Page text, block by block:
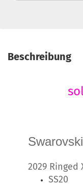
Beschreibung
Swarovski
2029 Ringed
SS20